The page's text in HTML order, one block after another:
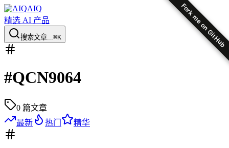
Fork me on GitHub
AIQ
精选 AI 产品
搜索文章...⌘K
#QCN9064
0 篇文章
最新
热门 精华